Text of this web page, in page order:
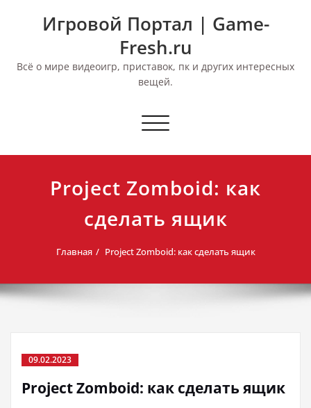
Игровой Портал | Game-
Fresh.ru
Всё о мире видеоигр, приставок, пк и других интересных
вещей.
Переключить
Project Zomboid: как
сделать ящик
Главная Project Zomboid: как сделать ящик
09.02.2023
Project Zomboid: как сделать ящик